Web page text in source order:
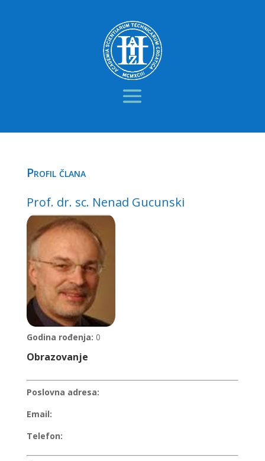
Profil člana
Prof. dr. sc. Nenad Gucunski
Godina rođenja: 0
Obrazovanje
Poslovna adresa:
Email:
Telefon: